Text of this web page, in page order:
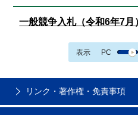
一般競争入札（令和6年7月
表示 PC
リンク・著作権・免責事項